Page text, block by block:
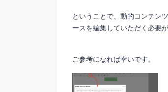
ということで、動的コンテン
ースを編集していただく必要
ご参考になれば幸いです。